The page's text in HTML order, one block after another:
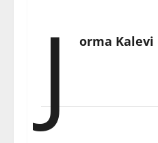
J orma Kalevi